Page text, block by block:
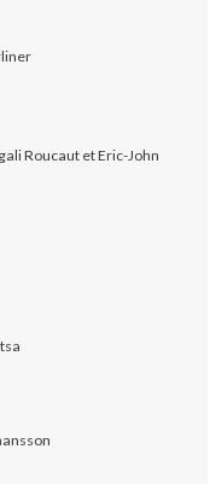
Roucaut et Eric-John